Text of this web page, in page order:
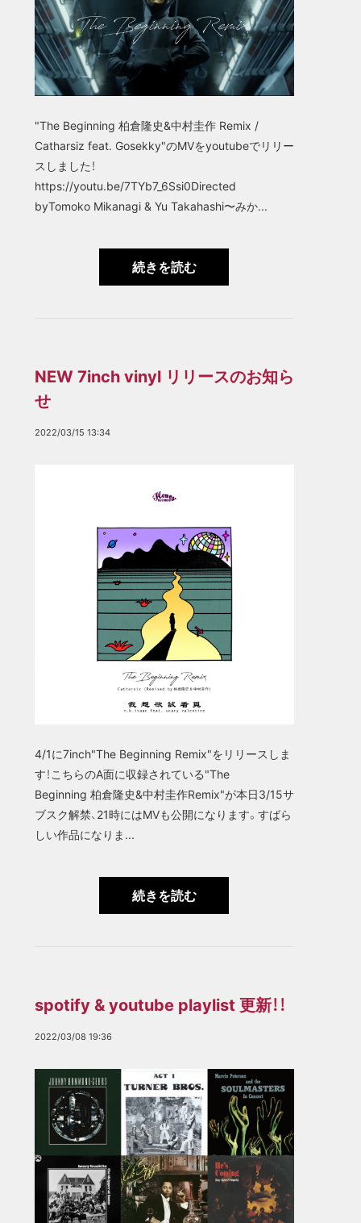
"The Beginning 柏倉隆史&中村圭作 Remix /
Catharsiz feat. Gosekky"のMVをyoutubeでリリー
スしました！
https://youtu.be/7TYb7_6Ssi0Directed
byTomoko Mikanagi & Yu Takahashi〜みか...
続きを読む
NEW 7inch vinyl リリースのお知ら
せ
2022/03/15 13:34
4/1に7inch"The Beginning Remix"をリリースしま
す！こちらのA面に収録されている"The
Beginning 柏倉隆史&中村圭作Remix"が本日3/15サ
ブスク解禁、21時にはMVも公開になります。すばら
しい作品になりま...
続きを読む
spotify & youtube playlist 更新！！
2022/03/08 19:36